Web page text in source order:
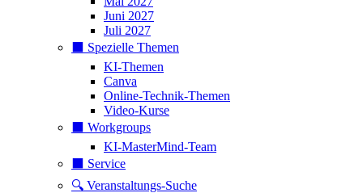
Juni 2027
Juli 2027
⬛️ Spezielle Themen
KI-Themen
Canva
Online-Technik-Themen
Video-Kurse
⬛️ Workgroups
KI-MasterMind-Team
⬛️ Service
🔍 Veranstaltungs-Suche